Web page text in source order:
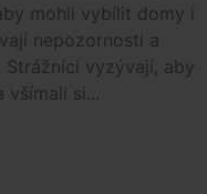
mohli vybílit domy i
nepozornosti a
Strážníci vyzývají, aby
všímali si...